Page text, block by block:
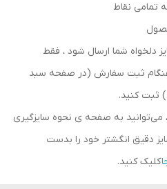
تمامی نقاط
دلخواه شما ارسال شود ، فقط
ثبت سفارش (در صفحه سبد
ثبت کنید.
می‌توانید به صفحه ی نحوه سایزگیری
دقیق انگشتر خود را بدست
کلیک کنید.